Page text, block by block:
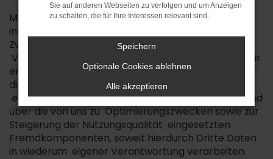
Mit der nachfolgenden Datenschutzerklärung
informieren wir Sie insbesondere über Art, Umfang,
Zweck, Dauer und Rechtsgrundlage der
Verarbeitung personenbezogener Daten, soweit wir
entweder allein oder gemeinsam mit anderen über
die Zwecke und Mittel der Verarbeitung
entscheiden. Zudem informieren wir Sie nachfolgend
über die von uns zu Optimierungszwecken sowie zur
Steigerung der Nutzungsqualität eingesetzten
Fremdkomponenten, soweit hierdurch Dritte Daten
in wiederum eigener Verantwortung verarbeiten.
Sie auf anderen Webseiten zu verfolgen und um Anzeigen
zu schalten, die für Ihre Interessen relevant sind.
Speichern
Optionale Cookies ablehnen
Alle akzeptieren